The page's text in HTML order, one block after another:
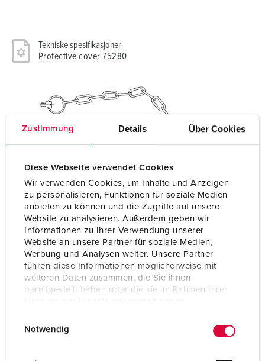
Zustimmung Details Über Cookies
Diese Webseite verwendet Cookies
Wir verwenden Cookies, um Inhalte und Anzeigen
zu personalisieren, Funktionen für soziale Medien
anbieten zu können und die Zugriffe auf unsere
Website zu analysieren. Außerdem geben wir
Informationen zu Ihrer Verwendung unserer
Website an unsere Partner für soziale Medien,
Werbung und Analysen weiter. Unsere Partner
führen diese Informationen möglicherweise mit
weiteren Daten zusammen, die Sie ihnen
bereitgestellt haben oder die sie im Rahmen Ihrer
Notwendig
Tekniske spesifikasjoner
Protective cover 75280